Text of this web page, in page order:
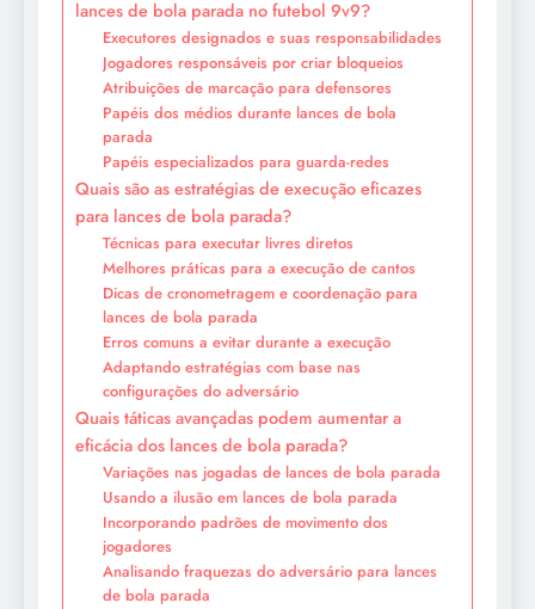
lances de bola parada no futebol 9v9?
Executores designados e suas responsabilidades
Jogadores responsáveis por criar bloqueios
Atribuições de marcação para defensores
Papéis dos médios durante lances de bola
parada
Papéis especializados para guarda-redes
Quais são as estratégias de execução eficazes
para lances de bola parada?
Técnicas para executar livres diretos
Melhores práticas para a execução de cantos
Dicas de cronometragem e coordenação para
lances de bola parada
Erros comuns a evitar durante a execução
Adaptando estratégias com base nas
configurações do adversário
Quais táticas avançadas podem aumentar a
eficácia dos lances de bola parada?
Variações nas jogadas de lances de bola parada
Usando a ilusão em lances de bola parada
Incorporando padrões de movimento dos
jogadores
Analisando fraquezas do adversário para lances
de bola parada